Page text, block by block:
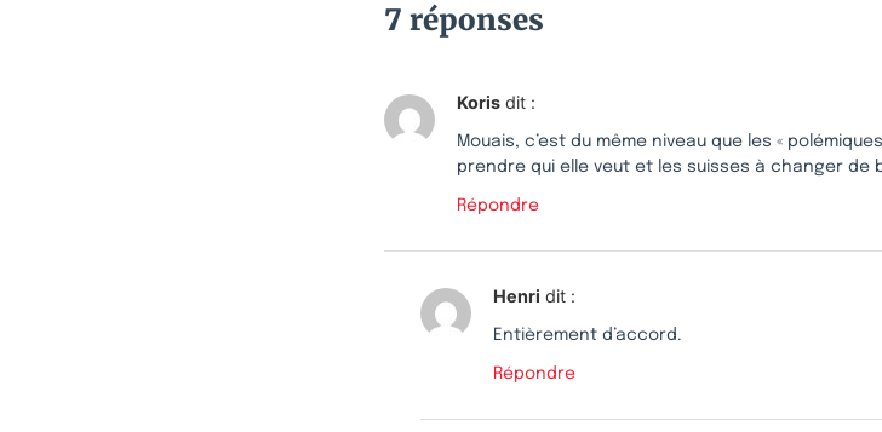
7 réponses
Koris dit :
Mouais, c’est du même niveau que les «
prendre qui elle veut et les suisses à changer de
Répondre
Henri dit :
Entièrement d’accord.
Répondre